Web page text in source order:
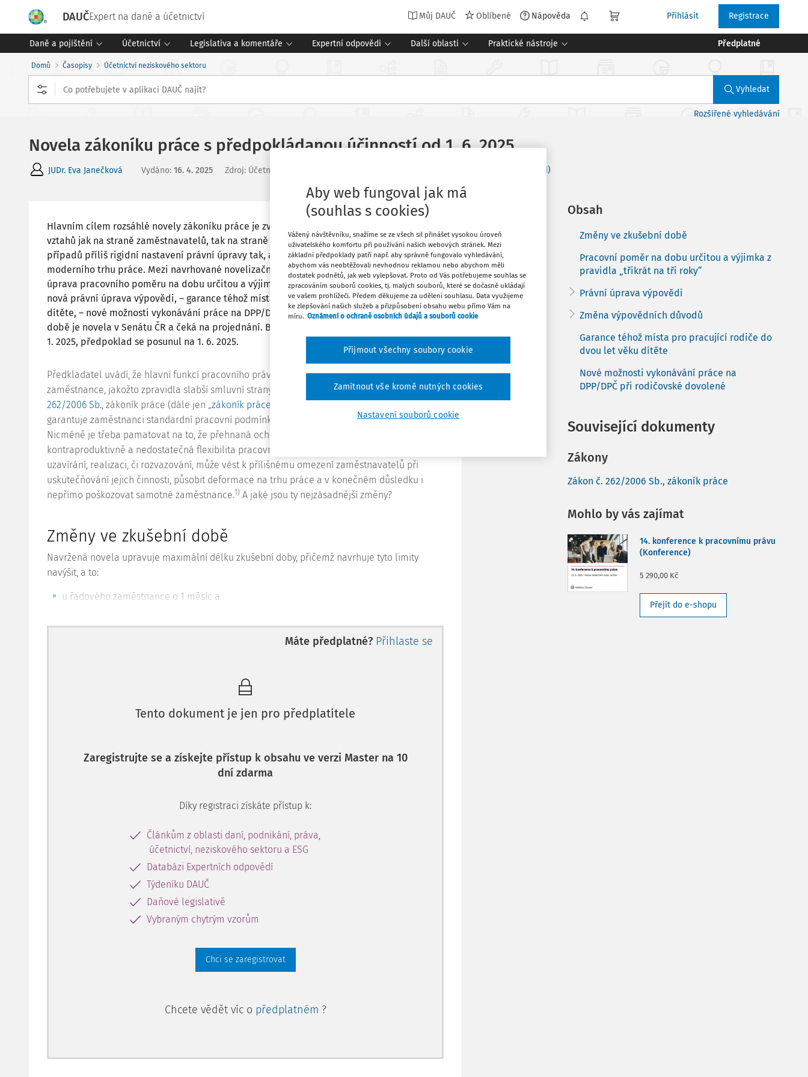
DAUČExpert na daně a účetnictví Můj DAUČ Oblíbené Nápověda Přihlásit Registrace
Daně a pojištění Účetnictví Legislativa a komentáře Expertní odpovědi Další oblasti Praktické nástroje Předplatné
Domů Časopisy Účetnictví neziskového sektoru
Vyhledat
Rozšířené vyhledávání
Novela zákoníku práce s předpokládanou účinností od 1. 6. 2025
JUDr. Eva Janečková Vydáno: 16. 4. 2025 Zdroj: Účetnictví neziskového sektoru Související dokumenty (1)
Hlavním cílem rozsáhlé novely zákoníku práce je zvýšit flexibilitu pracovněprávních
vztahů jak na straně zaměstnavatelů, tak na straně zaměstnanců, a tím uvolnit v řadě
případů příliš rigidní nastavení právní úpravy tak, aby reagovala na aktuální potřeby
moderního trhu práce. Mezi navrhované novelizační body patří: – změna zkušební doby, –
úprava pracovního poměru na dobu určitou a výjimka z pravidla „třikrát na tři roky“, –
nová právní úprava výpovědi, – garance téhož místa pro pracující rodiče do dvou let věku
dítěte, – nové možnosti vykonávání práce na DPP/DPČ při rodičovské dovolené. V současné
době je novela v Senátu ČR a čeká na projednání. Byť se původně účinnost očekávala k 1.
1. 2025, předpoklad se posunul na 1. 6. 2025.
Předkladatel uvádí, že hlavní funkcí pracovního práva je zajistit zvýšenou ochranu
zaměstnance, jakožto zpravidla slabší smluvní strany. Toho je docíleno tím, že zákon č.
262/2006 Sb., zákoník práce (dále jen „zákoník práce
garantuje zaměstnanci standardní pracovní podmínky a jistou míru stability zaměstnání.
Nicméně je třeba pamatovat na to, že přehnaná ochrana zaměstnanců může působit
kontraproduktivně a nedostatečná flexibilita pracovněprávních vztahů, ať už jde o jejich
uzavírání, realizaci, či rozvazování, může vést k přílišnému omezení zaměstnavatelů při
uskutečňování jejich činnosti, působit deformace na trhu práce a v konečném důsledku i
nepřímo poškozovat samotné zaměstnance.1) A jaké jsou ty nejzásadnější změny?
Změny ve zkušební době
Navržená novela upravuje maximální délku zkušební doby, přičemž navrhuje tyto limity
navýšit, a to:
u řadového zaměstnance o 1 měsíc a
Máte předplatné? Přihlaste se
Tento dokument je jen pro předplatitele
Zaregistrujte se a získejte přístup k obsahu ve verzi Master na 10
dní zdarma
Díky registraci získáte přístup k:
Článkům z oblasti daní, podnikání, práva,
účetnictví, neziskového sektoru a ESG
Databázi Expertních odpovědí
Týdeníku DAUČ
Daňové legislativě
Vybraným chytrým vzorům
Chci se zaregistrovat
Chcete vědět víc o předplatném ?
Stáhnout
Tisknout
Obsah
Změny ve zkušební době
Pracovní poměr na dobu určitou a výjimka z
pravidla „třikrát na tři roky“
Právní úprava výpovědi
Změna výpovědních důvodů
Garance téhož místa pro pracující rodiče do
dvou let věku dítěte
Nové možnosti vykonávání práce na
DPP/DPČ při rodičovské dovolené
Související dokumenty
Zákony
Zákon č. 262/2006 Sb., zákoník práce
Mohlo by vás zajímat
14. konference k pracovnímu právu
(Konference)
5 290,00 Kč
Přejít do e-shopu
Aby web fungoval jak má
(souhlas s cookies)
Vážený návštěvníku, snažíme se ze všech sil přinášet vysokou úroveň
uživatelského komfortu při používání našich webových stránek. Mezi
základní předpoklady patří např. aby správně fungovalo vyhledávání,
abychom vás neobtěžovali nevhodnou reklamou nebo abychom měli
dostatek podnětů, jak web vylepšovat. Proto od Vás potřebujeme souhlas se
zpracováním souborů cookies, tj. malých souborů, které se dočasně ukládají
ve vašem prohlížeči. Předem děkujeme za udělení souhlasu. Data využijeme
ke zlepšování našich služeb a přizpůsobení obsahu webu přímo Vám na
míru. Oznámení o ochraně osobních údajů a souborů cookie
Nastavení souborů cookie
Zamítnout vše kromě nutných cookies
Přijmout všechny soubory cookie